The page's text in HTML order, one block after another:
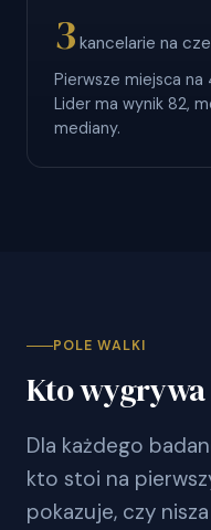
3 kancelarie na
Pierwsze miejsca
Lider ma wynik 82,
mediany.
POLE WALKI
Kto
Dla każdego
kto stoi na
pokazuje, czy